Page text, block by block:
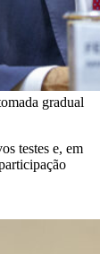
gradual
testes e, em